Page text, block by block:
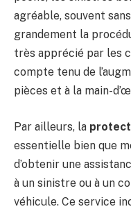
agréable, souvent
grandement la
très apprécié par les
compte tenu de
pièces et à la main-
Par ailleurs, la
essentielle bien que
d’obtenir une
à un sinistre ou à un
véhicule. Ce service